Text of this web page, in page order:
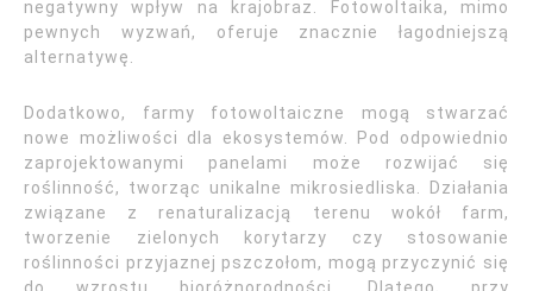
negatywny wpływ na krajobraz. Fotowoltaika, mimo
pewnych wyzwań, oferuje znacznie łagodniejszą
alternatywę.
Dodatkowo, farmy fotowoltaiczne mogą stwarzać
nowe możliwości dla ekosystemów. Pod odpowiednio
zaprojektowanymi panelami może rozwijać się
roślinność, tworząc unikalne mikrosiedliska. Działania
związane z renaturalizacją terenu wokół farm,
tworzenie zielonych korytarzy czy stosowanie
roślinności przyjaznej pszczołom, mogą przyczynić się